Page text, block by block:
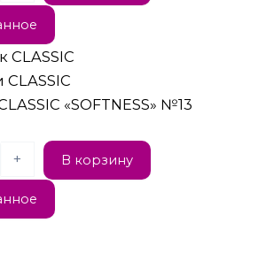
CLASSIC
«SOFTNESS» №13
+ В корзину